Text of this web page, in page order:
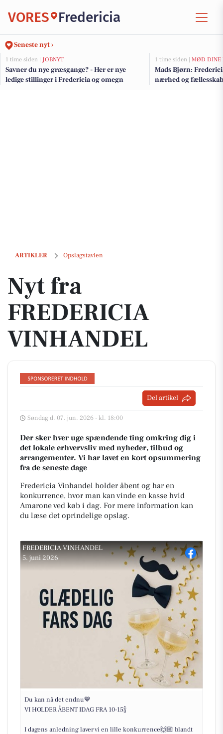
VORES Fredericia
Seneste nyt ›
1 time siden | JOBNYT
Savner du nye græsgange? - Her er nye
ledige stillinger i Fredericia og omegn
1 time siden | MØD DINE
Mads Bjørn:
nærhed og fællesskab
ARTIKLER Opslagstavlen
Nyt fra FREDERICIA VINHANDEL
Nyt fra
FREDERICIA
VINHANDEL
Del artikel
Søndag d. 07. jun. 2026 - kl. 18:00
Der sker hver uge spændende ting omkring dig i
det lokale erhvervsliv med nyheder, tilbud og
arrangementer. Vi har lavet en kort opsummering
fra de seneste dage
Fredericia Vinhandel holder åbent og har en
konkurrence, hvor man kan vinde en kasse hvid
Amarone ved køb i dag. For mere information kan
du læse det oprindelige opslag.
FREDERICIA VINHANDEL
5. juni 2026
Du kan nå det endnu💙
VI HOLDER ÅBENT IDAG FRA 10-15🍾
I dagens anledning laver vi en lille konkurrence🙌🏼 blandt